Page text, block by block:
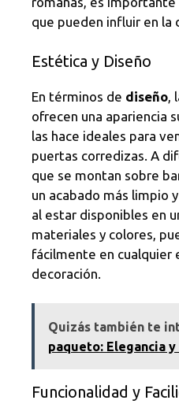
que pueden influir en la
Estética y Diseño
En términos de diseño,
ofrecen una apariencia
las hace ideales para
puertas corredizas. A
que se montan sobre
un acabado más limpio
al estar disponibles en
materiales y colores,
fácilmente en cualquier
decoración.
Quizás también te
paqueto: Elegancia
Funcionalidad y